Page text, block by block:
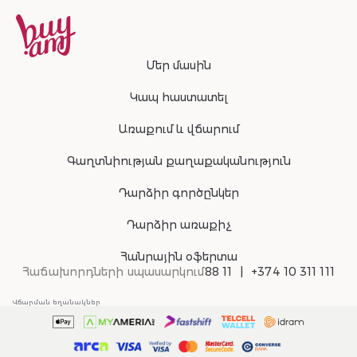
Մեր մասին
Կապ հաստատել
Առաքում և վճարում
Գաղտնիության քաղաքականություն
Դարձիր գործընկեր
Դարձիր առաքիչ
Հանրային օֆերտա
Հաճախորդների սպասարկում88 11 +374 10 311 111
Վճարման եղանակներ